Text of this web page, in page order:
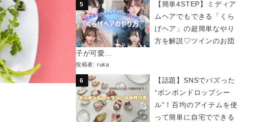
【簡単4STEP】ミディア
ムヘアでもできる「くら
げヘア」の超簡単なやり
方を解説♡ツインのお団
子が可愛...
投稿者: ruka
【話題】SNSでバズった
“ボンボンドロップシー
ル”！百均のアイテムを使
って簡単に自宅でできる